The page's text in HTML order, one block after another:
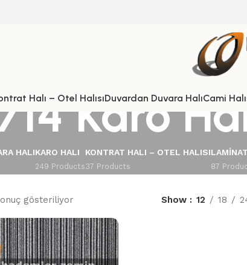
Halı – Otel HalısıDuvardan Duvara HalıCami
Karo
HALIKARO HALI
249 Products
KONTRAT HALI – OTEL HALISI
37 Products 87
gösteriliyor Show 12 18